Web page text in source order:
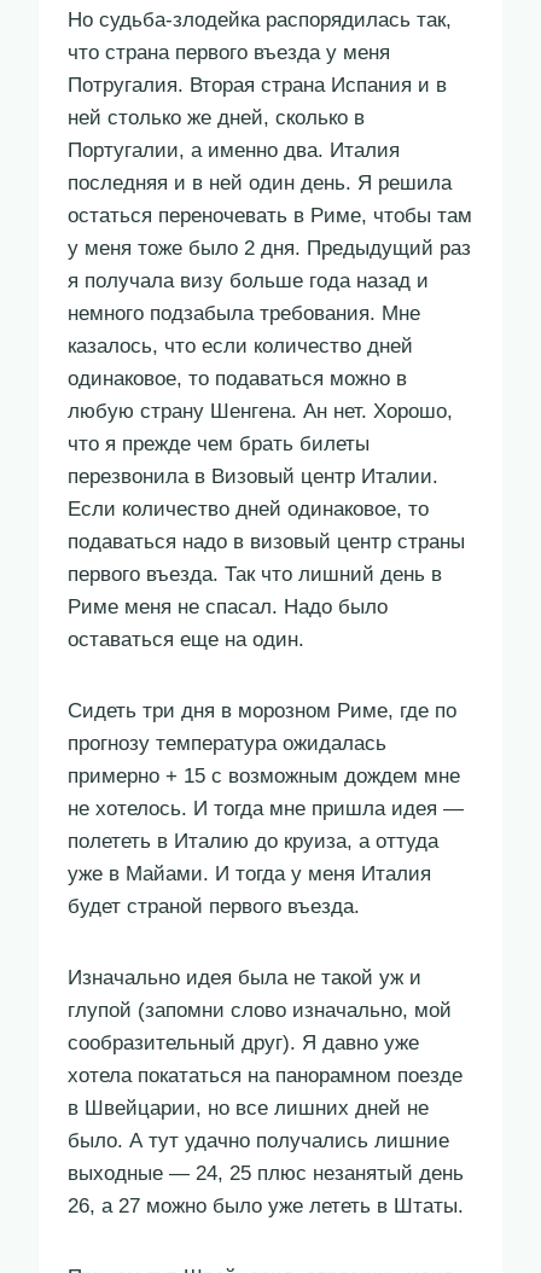
Но судьба-злодейка распорядилась так,
что страна первого въезда у меня
Потругалия. Вторая страна Испания и в
ней столько же дней, сколько в
Португалии, а именно два. Италия
последняя и в ней один день. Я решила
остаться переночевать в Риме, чтобы там
у меня тоже было 2 дня. Предыдущий раз
я получала визу больше года назад и
немного подзабыла требования. Мне
казалось, что если количество дней
одинаковое, то подаваться можно в
любую страну Шенгена. Ан нет. Хорошо,
что я прежде чем брать билеты
перезвонила в Визовый центр Италии.
Если количество дней одинаковое, то
подаваться надо в визовый центр страны
первого въезда. Так что лишний день в
Риме меня не спасал. Надо было
оставаться еще на один.
Сидеть три дня в морозном Риме, где по
прогнозу температура ожидалась
примерно + 15 с возможным дождем мне
не хотелось. И тогда мне пришла идея —
полететь в Италию до круиза, а оттуда
уже в Майами. И тогда у меня Италия
будет страной первого въезда.
Изначально идея была не такой уж и
глупой (запомни слово изначально, мой
сообразительный друг). Я давно уже
хотела покататься на панорамном поезде
в Швейцарии, но все лишних дней не
было. А тут удачно получались лишние
выходные — 24, 25 плюс незанятый день
26, а 27 можно было уже лететь в Штаты.